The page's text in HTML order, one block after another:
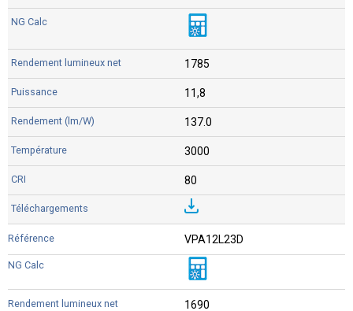
1785
11,8
137.0
3000
80
VPA12L23D
1690